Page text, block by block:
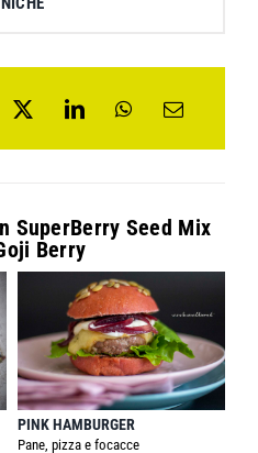
SuperBerry Seed Mix
Berry
PINK HAMBURGER
Pane, pizza e focacce